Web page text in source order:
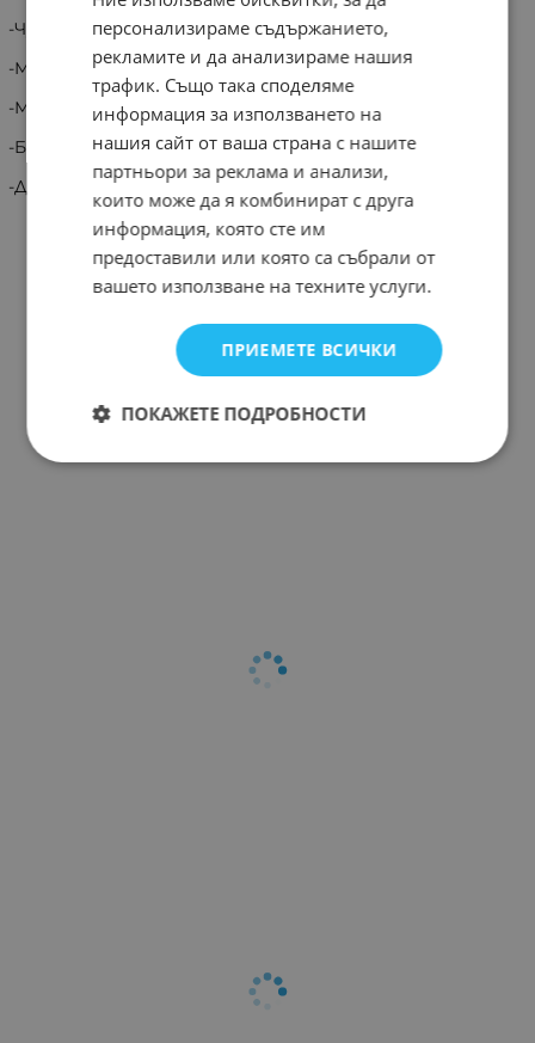
-Чувствителност 81.3 dB
-Мощност 30W RMS/60W MAX.
-Мембрана-полипропилен с гумено окачване .
-Бобина 25mm.
-Двойна магнитна система с екран
персонализираме съдържанието,
рекламите и да анализираме нашия
трафик. Също така споделяме
информация за използването на
нашия сайт от ваша страна с нашите
партньори за реклама и анализи,
които може да я комбинират с друга
информация, която сте им
предоставили или която са събрали от
вашето използване на техните услуги.
ПРИЕМЕТЕ ВСИЧКИ
ПОКАЖЕТЕ ПОДРОБНОСТИ